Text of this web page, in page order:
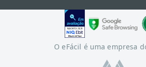
O eFácil é uma empresa